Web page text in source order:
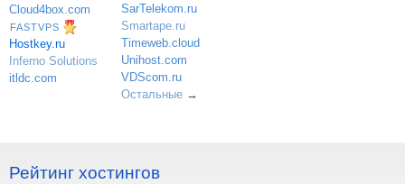
Cloud4box.com
FASTVPS
Hostkey.ru
Inferno Solutions
itldc.com
SarTelekom.ru
Smartape.ru
Timeweb.cloud
Unihost.com
VDScom.ru
Остальные→
Рейтинг хостингов